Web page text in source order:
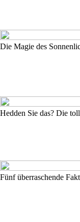
Die Magie des
Hedden Sie das? Die
Fünf überraschende